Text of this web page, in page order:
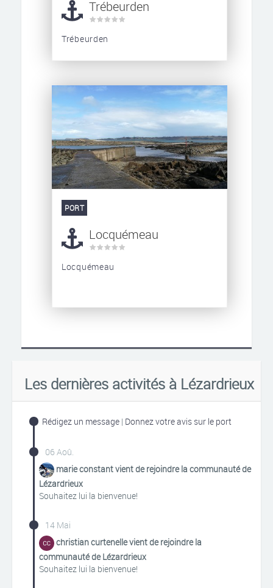
Trébeurden
Trébeurden
PORT
Locquémeau
Locquémeau
Les dernières activités à Lézardrieux
Rédigez un message | Donnez votre avis sur le port
06 Aoû.
marie constant vient de rejoindre la communauté de
Lézardrieux
Souhaitez lui la bienvenue!
14 Mai
christian curtenelle vient de rejoindre la
communauté de Lézardrieux
Souhaitez lui la bienvenue!